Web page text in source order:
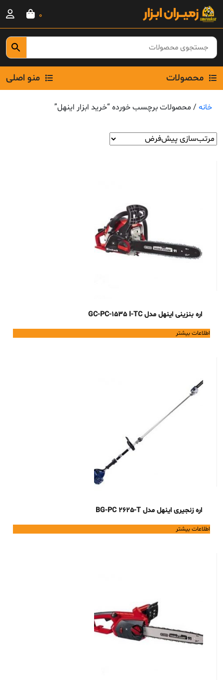
Skip
content
0
محصولات منو اصلی
خانه / محصولات برچسب خورده “خرید ابزار اینهل”
اره بنزینی اینهل مدل GC-PC-1535 I-TC
اطلاعات بیشتر
اره زنجیری اینهل مدل BG-PC 2625-T
اطلاعات بیشتر